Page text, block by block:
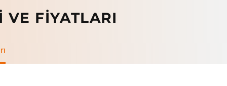
VE FIYATLARI